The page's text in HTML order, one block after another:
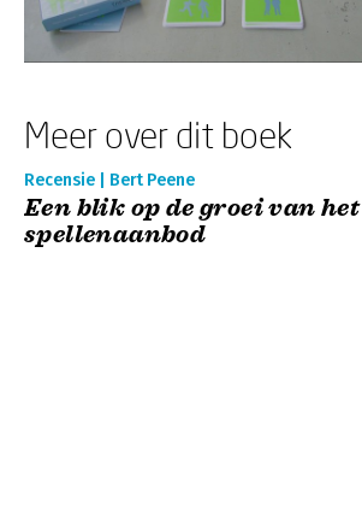
Meer over dit boek
Recensie | Bert Peene
Een blik op de groei van het
spellenaanbod